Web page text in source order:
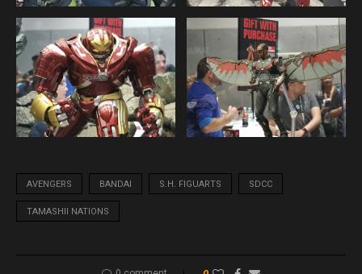
AVENGERS BANDAI S.H. FIGUARTS SDCC
TAMASHII NATIONS